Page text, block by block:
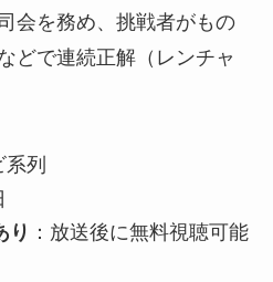
会を務め、挑戦者がもの
どで連続正解（レンチャ
列
り ：放送後に無料視聴可能